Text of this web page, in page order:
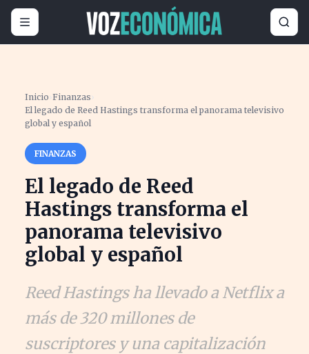
Inicio ›Finanzas ›
El legado de Reed Hastings transforma el panorama televisivo
global y español
FINANZAS
El legado de Reed
Hastings transforma el
panorama televisivo
global y español
Reed Hastings ha llevado a Netflix a
más de 320 millones de
suscriptores y una capitalización